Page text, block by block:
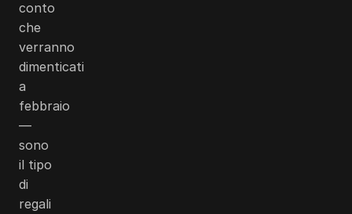
conto
che
verranno
dimenticati
a
febbraio
—
sono
il tipo
di
regali